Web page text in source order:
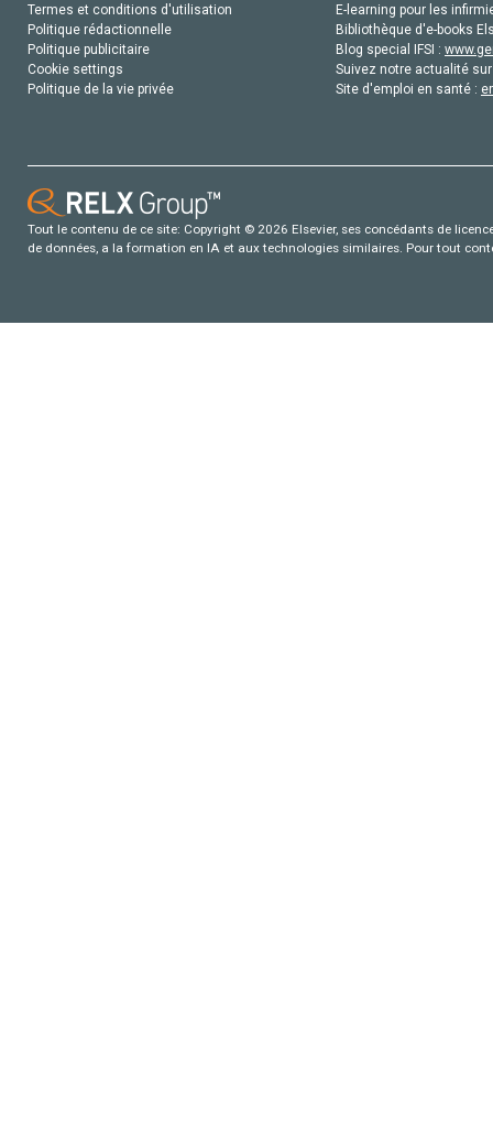
Termes et conditions d'utilisation
Politique rédactionnelle
Politique publicitaire
Cookie settings
Politique de la vie privée
E-learning pour les
Bibliothèque d'e-books
Blog special IFSI :
Suivez notre actualité
Site d'emploi en santé :
Tout le contenu de ce site: Copyright © 2026 Elsevier, ses concédants de
de données, a la formation en IA et aux technologies similaires. Pour tout